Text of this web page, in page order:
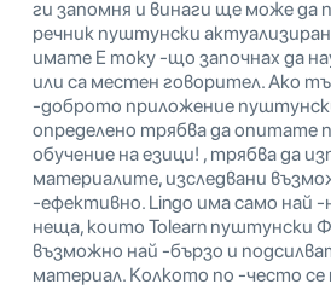
ги запомня и винаги ще може да
речник пуштунски
имате E току -що започнах да
или са местен говорител. Ако
-доброто приложение
определено трябва да опитате
обучение на езици! , трябва да
материалите, изследвани
-ефективно. Lingo има само най
неща, които Tolearn пуштунски
възможно най -бързо и
материал. Колкото по -често се